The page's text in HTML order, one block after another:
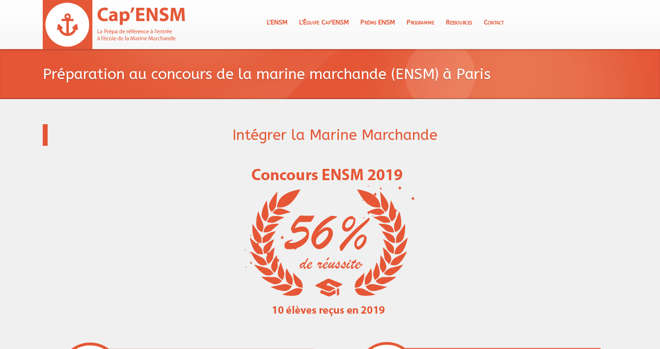
L'ENSM
marchande
Résultats concours ENSM
Résultat concours ENSM
2017-2018
L'Équipe Cap'ENSM Prépas ENSM Programme Ressources Contact
Préparation au concours de la marine marchande (ENSM) à Paris
Intégrer la Marine Marchande